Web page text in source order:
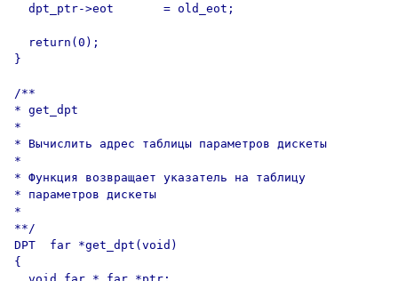
  dpt_ptr->eot       = old_eot;
  return(0);
}
/**
* get_dpt
*
* Вычислить адрес таблицы параметров дискеты
*
* Функция возвращает указатель на таблицу
* параметров дискеты
*
**/
DPT  far *get_dpt(void)
{